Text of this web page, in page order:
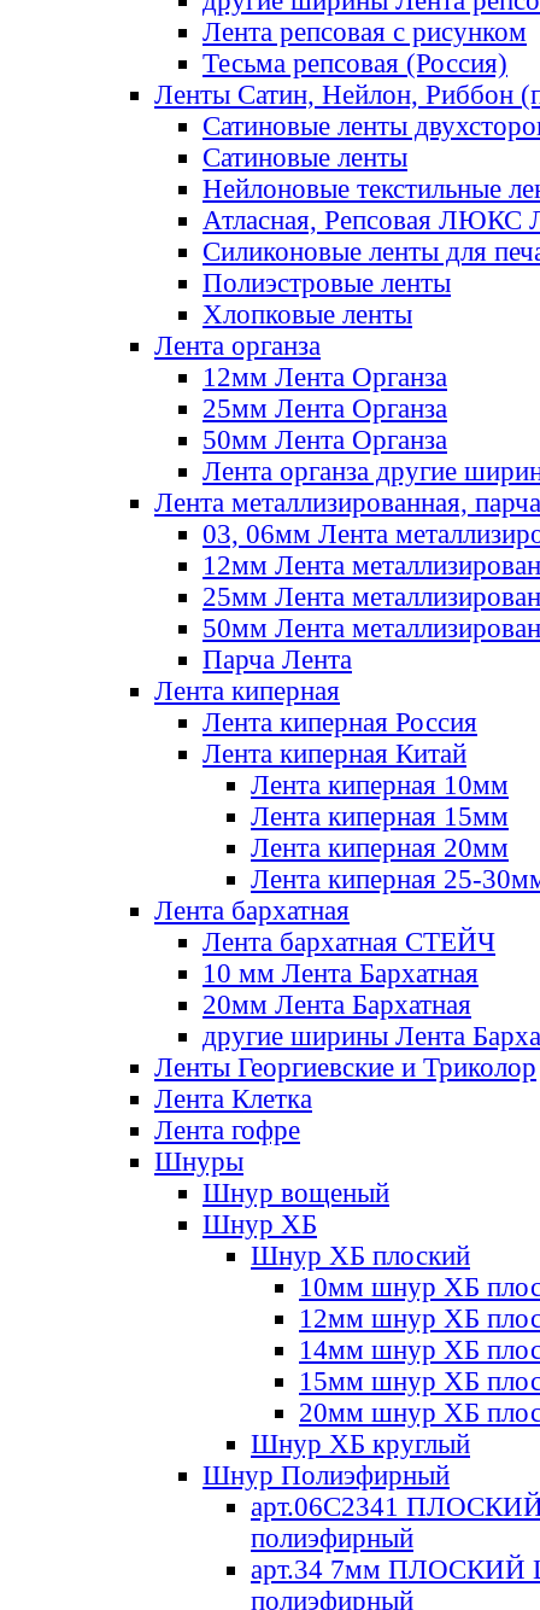
Лента репсовая с рисунком
Тесьма репсовая (Россия)
Ленты Сатин, Нейлон, Риббон
Сатиновые ленты
Сатиновые ленты
Нейлоновые текстильные
Атласная, Репсовая ЛЮКС
Силиконовые ленты для
Полиэстровые ленты
Хлопковые ленты
Лента органза
12мм Лента Органза
25мм Лента Органза
50мм Лента Органза
Лента органза другие
Лента металлизированная, парча
03, 06мм Лента
12мм Лента
25мм Лента
50мм Лента
Парча Лента
Лента киперная
Лента киперная Россия
Лента киперная Китай
Лента киперная 10мм
Лента киперная 15мм
Лента киперная 20мм
Лента киперная 25-
Лента бархатная
Лента бархатная СТЕЙЧ
10 мм Лента Бархатная
20мм Лента Бархатная
другие ширины Лента
Ленты Георгиевские и Триколор
Лента Клетка
Лента гофре
Шнуры
Шнур вощеный
Шнур ХБ
Шнур ХБ плоский
10мм шнур ХБ
12мм шнур ХБ
14мм шнур ХБ
15мм шнур ХБ
20мм шнур ХБ
Шнур ХБ круглый
Шнур Полиэфирный
арт.06С2341
полиэфирный
арт.34 7мм ПЛОСКИЙ
полиэфирный